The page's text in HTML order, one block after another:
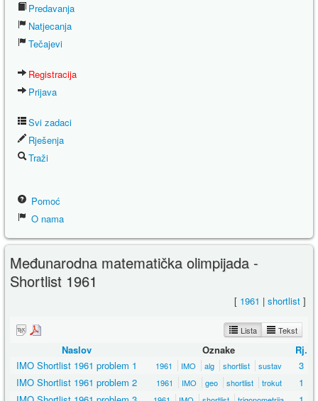
Predavanja
Natjecanja
Tečajevi
Registracija
Prijava
Svi zadaci
Rješenja
Traži
Pomoć
O nama
Međunarodna matematička olimpijada -
Shortlist 1961
[ 1961 | shortlist ]
Lista Tekst
Naslov Oznake
Rj.
IMO Shortlist 1961 problem 1
1961 IMO alg shortlist sustav
3
IMO Shortlist 1961 problem 2
1961 IMO geo shortlist trokut
1